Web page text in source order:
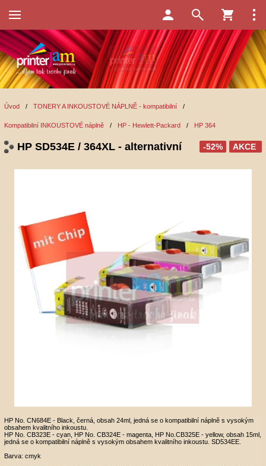
Úvod / TONERY A INKOUSTOVÉ NÁPLNĚ - kompatibilní /
Kompatibilní INKOUSTOVÉ náplně / HP - Hewlett-Packard / HP 364
AKCE
-52%
HP SD534E / 364XL - alternativní
HP No. CN684E - Black, černá, obsah 24ml, jedná se o kompatibilní náplně s vysokým
obsahem kvalitního inkoustu.
HP No. CB323E - cyan, HP No. CB324E - magenta, HP No.CB325E - yellow, obsah 15ml,
jedná se o kompatibilní náplně s vysokým obsahem kvalitního inkoustu. SD534EE.
Barva: cmyk